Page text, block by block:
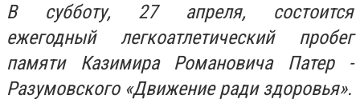
В субботу, 27 апреля, состоится
ежегодный легкоатлетический пробег
памяти Казимира Романовича Патер -
Разумовского «Движение ради здоровья».